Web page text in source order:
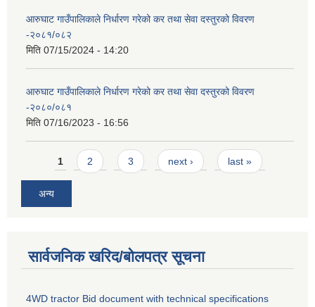
आरुघाट गाउँपालिकाले निर्धारण गरेको कर तथा सेवा दस्तुरको विवरण
-२०८१/०८२
मिति 07/15/2024 - 14:20
आरुघाट गाउँपालिकाले निर्धारण गरेको कर तथा सेवा दस्तुरको विवरण
-२०८०/०८१
मिति 07/16/2023 - 16:56
Pages
1 2 3 next › last »
अन्य
सार्वजनिक खरिद/बोलपत्र सूचना
4WD tractor Bid document with technical specifications